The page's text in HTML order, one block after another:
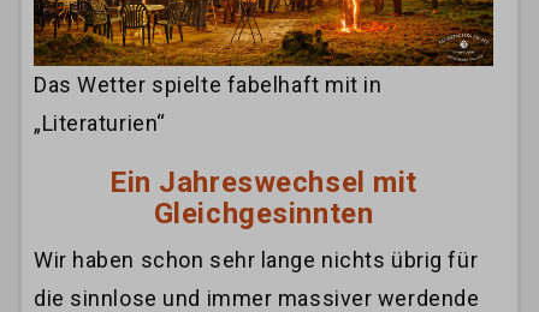
Das Wetter spielte fabelhaft mit in
„Literaturien“
Ein Jahreswechsel mit
Gleichgesinnten
Wir haben schon sehr lange nichts übrig für
die sinnlose und immer massiver werdende